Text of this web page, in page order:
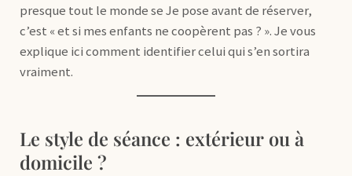
presque tout le monde se Je pose avant de réserver,
c’est « et si mes enfants ne coopèrent pas ? ». Je vous
explique ici comment identifier celui qui s’en sortira
vraiment.
Le style de séance : extérieur ou à
domicile ?